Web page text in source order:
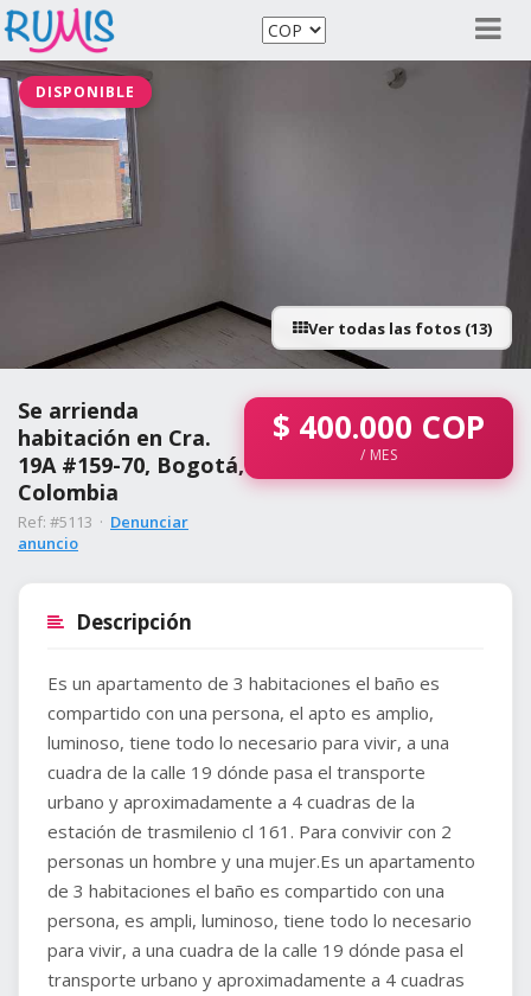
DISPONIBLE
Ver todas las fotos (13)
Se arrienda
habitación en Cra.
19A #159-70, Bogotá,
Colombia
Ref: #5113 · Denunciar
anuncio
$ 400.000 COP
/ MES
Descripción
Es un apartamento de 3 habitaciones el baño es
compartido con una persona, el apto es amplio,
luminoso, tiene todo lo necesario para vivir, a una
cuadra de la calle 19 dónde pasa el transporte
urbano y aproximadamente a 4 cuadras de la
estación de trasmilenio cl 161. Para convivir con 2
personas un hombre y una mujer.Es un apartamento
de 3 habitaciones el baño es compartido con una
persona, es ampli, luminoso, tiene todo lo necesario
para vivir, a una cuadra de la calle 19 dónde pasa el
transporte urbano y aproximadamente a 4 cuadras